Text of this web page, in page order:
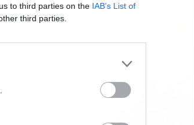
to third parties on the IAB’s List of
third parties.